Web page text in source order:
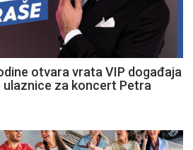
otvara vrata VIP događaja
ulaznice za koncert Petra